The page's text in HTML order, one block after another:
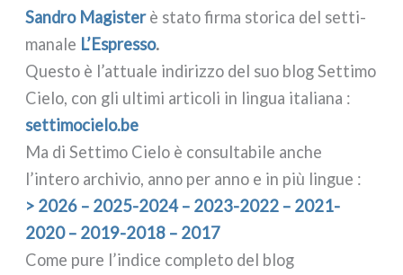
Sandro Magisterè sta­to fir­ma sto­ri­ca del set­ti­
ma­na­le L’Espresso.
Questo è l’attuale indi­riz­zo del suo blog Settimo
Cielo, con gli ulti­mi arti­co­li in lin­gua ita­lia­na :
set​ti​mo​cie​lo​.be
Ma di Settimo Cielo è con­sul­ta­bi­le anche
l’intero archi­vio, anno per anno e in più lin­gue :
> 2026 – 2025-2024 – 2023-2022 – 2021-
2020 – 2019-2018 – 2017
Come pure l’indice com­ple­to del blog